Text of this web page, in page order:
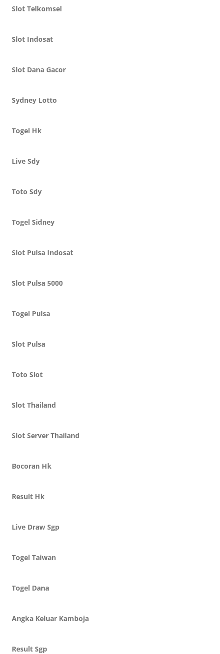
Slot Telkomsel
Slot Indosat
Slot Dana Gacor
Sydney Lotto
Togel Hk
Live Sdy
Toto Sdy
Togel Sidney
Slot Pulsa Indosat
Slot Pulsa 5000
Togel Pulsa
Slot Pulsa
Toto Slot
Slot Thailand
Slot Server Thailand
Bocoran Hk
Result Hk
Live Draw Sgp
Togel Taiwan
Togel Dana
Angka Keluar Kamboja
Result Sgp